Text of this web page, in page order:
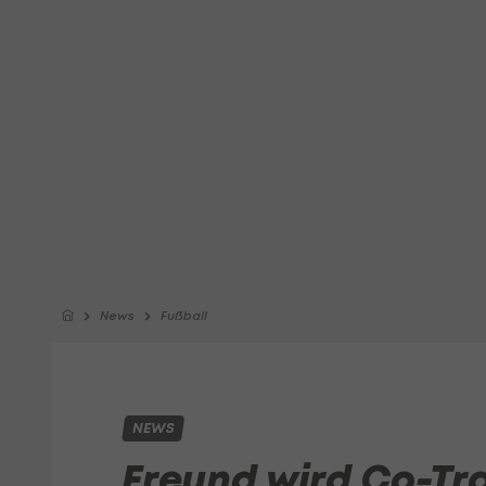
News Fußball
NEWS